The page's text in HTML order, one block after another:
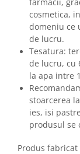
cosmetica,
domeniu ce
de lucru.
Tesatura:
de lucru, cu
la apa intre
stoarcerea
ies, isi
produsul se
Produs fabricat